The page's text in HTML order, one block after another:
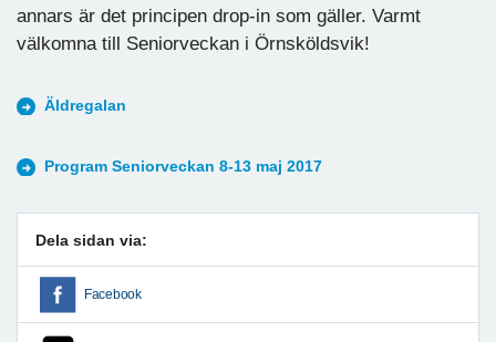
annars är det principen drop-in som gäller. Varmt
välkomna till Seniorveckan i Örnsköldsvik!
Äldregalan
Program Seniorveckan 8-13 maj 2017
Dela sidan via:
Facebook